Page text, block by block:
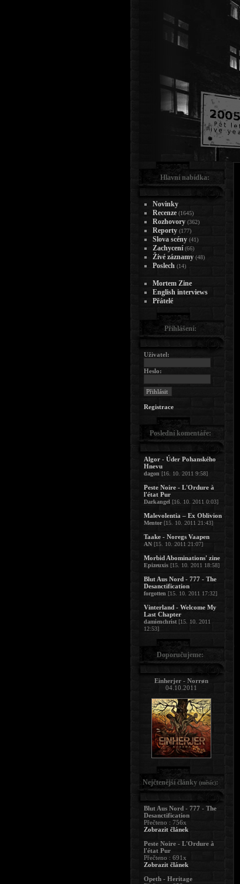
Hlavní nabídka:
Novinky
Recenze (1645)
Rozhovory (362)
Reporty (177)
Slova scény (41)
Zachycení (66)
Živé záznamy (48)
Poslech (14)
Mortem Zine
English interviews
Přátelé
Přihlášení:
Uživatel:
Heslo:
Registrace
Poslední komentáře:
Algor - Úder Pohanského
Hnevu
dagon [16. 10. 2011 9:58]
Peste Noire - L'Ordure à
l'état Pur
Darkangel [16. 10. 2011 0:03]
Malevolentia – Ex Oblivion
Mentor[15. 10. 2011 21:43]
Taake - Noregs Vaapen
AN [15. 10. 2011 21:07]
Morbid Abominations' zine
Epizeuxis [15. 10. 2011 18:58]
Blut Aus Nord - 777 - The
Desanctification
forgotten [15. 10. 2011 17:32]
Vinterland - Welcome My
Last Chapter
damienchrist [15. 10. 2011
12:53]
Doporučujeme:
Einherjer - Norrøn
04.10.2011
Nejčtenější články (měsíc):
Blut Aus Nord - 777 - The
Desanctification
Přečteno : 756x
Zobrazit článek
Peste Noire - L'Ordure à
l'état Pur
Přečteno : 691x
Zobrazit článek
Opeth - Heritage